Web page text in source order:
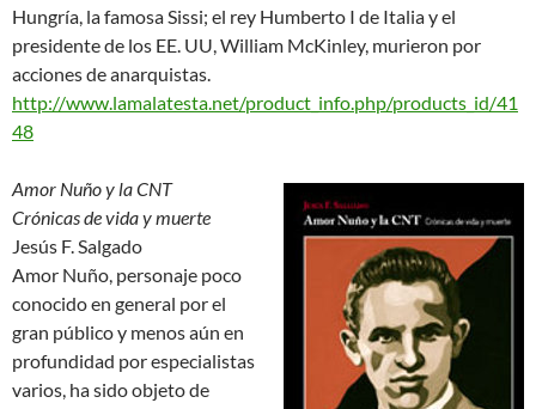
Hungría, la famosa Sissi; el rey Humberto I de Italia y el
presidente de los EE. UU, William McKinley, murieron por
acciones de anarquistas.
http://www.lamalatesta.net/product_info.php/products_id/41
48
Amor Nuño y la CNT
Crónicas de vida y muerte
Jesús F. Salgado
Amor Nuño, personaje poco
conocido en general por el
gran público y menos aún en
profundidad por especialistas
varios, ha sido objeto de